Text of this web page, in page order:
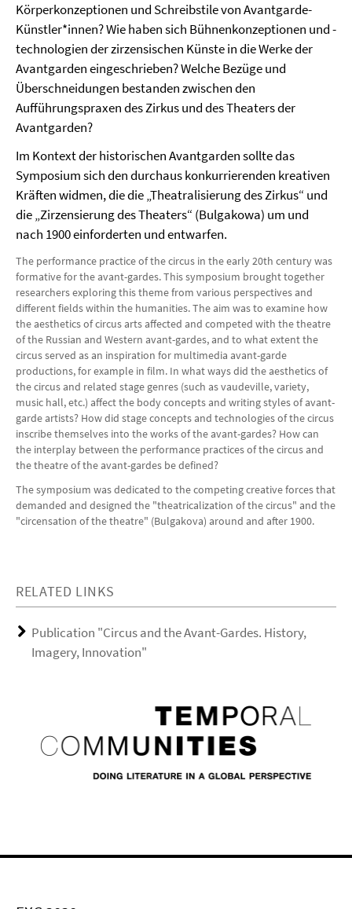
Körperkonzeptionen und Schreibstile von Avantgarde-
Künstler*innen? Wie haben sich Bühnenkonzeptionen und -
technologien der zirzensischen Künste in die Werke der
Avantgarden eingeschrieben? Welche Bezüge und
Überschneidungen bestanden zwischen den
Aufführungspraxen des Zirkus und des Theaters der
Avantgarden?
Im Kontext der historischen Avantgarden sollte das
Symposium sich den durchaus konkurrierenden kreativen
Kräften widmen, die die „Theatralisierung des Zirkus“ und
die „Zirzensierung des Theaters“ (Bulgakowa) um und
nach 1900 einforderten und entwarfen.
The performance practice of the circus in the early 20th century was
formative for the avant-gardes. This symposium brought together
researchers exploring this theme from various perspectives and
different fields within the humanities. The aim was to examine how
the aesthetics of circus arts affected and competed with the theatre
of the Russian and Western avant-gardes, and to what extent the
circus served as an inspiration for multimedia avant-garde
productions, for example in film. In what ways did the aesthetics of
the circus and related stage genres (such as vaudeville, variety,
music hall, etc.) affect the body concepts and writing styles of avant-
garde artists? How did stage concepts and technologies of the circus
inscribe themselves into the works of the avant-gardes? How can
the interplay between the performance practices of the circus and
the theatre of the avant-gardes be defined?
The symposium was dedicated to the competing creative forces that
demanded and designed the "theatricalization of the circus" and the
"circensation of the theatre" (Bulgakova) around and after 1900.
RELATED LINKS
Publication "Circus and the Avant-Gardes. History,
Imagery, Innovation"